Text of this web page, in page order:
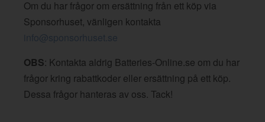
Om du har frågor om ersättning från ett köp via
Sponsorhuset, vänligen kontakta
info@sponsorhuset.se
OBS: Kontakta aldrig Batteries-Online.se om du har
frågor kring rabattkoder eller ersättning på ett köp.
Dessa frågor hanteras av oss. Tack!